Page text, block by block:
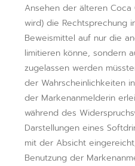
Ansehen der älteren
wird) die Rechtsprechung
Beweismittel auf nur die
limitieren könne, sondern
zugelassen werden
der Wahrscheinlichkeiten
der Markenanmelderin
während des
Darstellungen eines
mit der Absicht
Benutzung der